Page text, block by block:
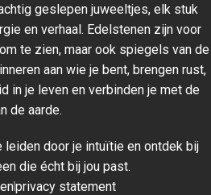
geslepen juweeltjes, elk stuk
en verhaal. Edelstenen zijn voor
te zien, maar ook spiegels van de
aan wie je bent, brengen rust,
in je leven en verbinden je met de
de aarde.
leiden door je intuïtie en ontdek bij
die écht bij jou past.
privacy statement